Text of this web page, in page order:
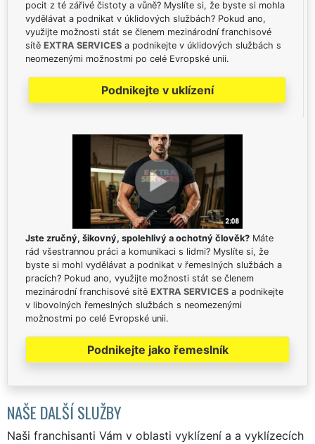
pocit z té zářivé čistoty a vůně? Myslíte si, že byste si mohla
vydělávat a podnikat v úklidových službách? Pokud ano,
využijte možnosti stát se členem mezinárodní franchisové
sítě EXTRA SERVICES a podnikejte v úklidových službách s
neomezenými možnostmi po celé Evropské unii.
Podnikejte v uklízení
Jste zručný, šikovný, spolehlivý a ochotný člověk? Máte
rád všestrannou práci a komunikaci s lidmi? Myslíte si, že
byste si mohl vydělávat a podnikat v řemeslných službách a
pracích? Pokud ano, využijte možnosti stát se členem
mezinárodní franchisové sítě EXTRA SERVICES a podnikejte
v libovolných řemeslných službách s neomezenými
možnostmi po celé Evropské unii.
Podnikejte jako řemeslník
NAŠE DALŠÍ SLUŽBY
Naši franchisanti Vám v oblasti vyklízení a a vyklízecích